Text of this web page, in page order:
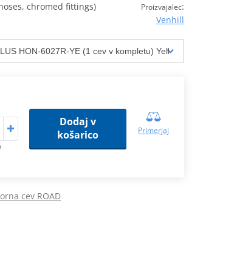
Proizvajalec:
Venhill
chromed fittings)
Dodaj v
košarico
Primerjaj
cev ROAD